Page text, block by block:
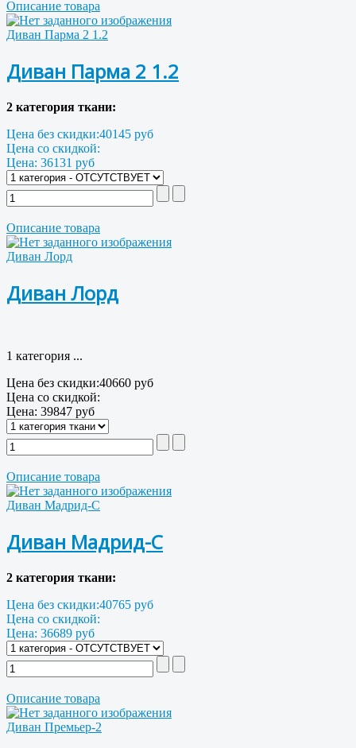
Описание товара
Диван Парма 2 1.2
Диван Парма 2 1.2
2 категория ткани:
Цена без скидки:40145 руб
Цена со скидкой:
Цена: 36131 руб
Описание товара
Диван Лорд
Диван Лорд
1 категория ...
Цена без скидки:40660 руб
Цена со скидкой:
Цена: 39847 руб
Описание товара
Диван Мадрид-С
Диван Мадрид-С
2 категория ткани:
Цена без скидки:40765 руб
Цена со скидкой:
Цена: 36689 руб
Описание товара
Диван Премьер-2